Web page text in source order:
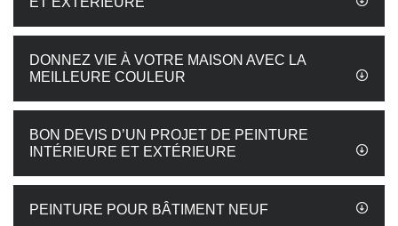
DONNEZ VIE À VOTRE MAISON AVEC LA
MEILLEURE COULEUR
BON DEVIS D’UN PROJET DE PEINTURE
INTÉRIEURE ET EXTÉRIEURE
PEINTURE POUR BÂTIMENT NEUF